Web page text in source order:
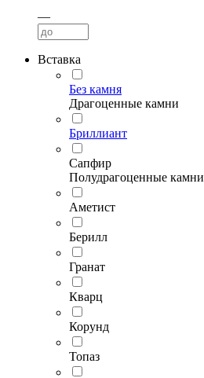
—
Вставка
Без камня
Драгоценные камни
Бриллиант
Сапфир
Полудрагоценные камни
Аметист
Берилл
Гранат
Кварц
Корунд
Топаз